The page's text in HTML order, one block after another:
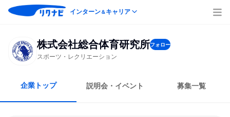
インターン＆キャリア
株式会社総合体育研究所フォロー
スポーツ・レクリエーション
企業トップ 説明会・イベント 募集一覧